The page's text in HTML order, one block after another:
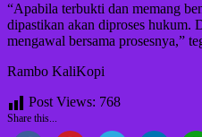
“Apabila terbukti dan memang
dipastikan akan diproses hukum.
mengawal bersama prosesnya,”
Rambo KaliKopi
Post Views: 768
Share this...